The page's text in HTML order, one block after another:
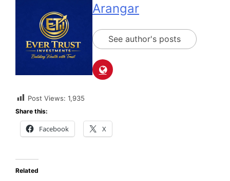
Arangar
See author's posts
Post Views: 1,935
Share this:
Facebook X
Related